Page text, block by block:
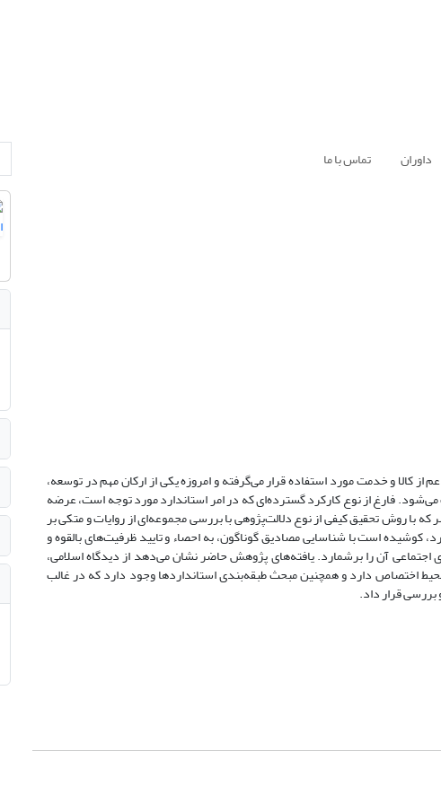
داوران
تماس با ما
از کالا و خدمت مورد استفاده قرار می‌گرفته و امروزه یکی از ارکان مهم در توسعه،
فارغ از نوع کارکرد گسترده‌ای که در امر استاندارد مورد توجه است، عرضه
با روش تحقیق کیفی از نوع دلالت‌پژوهی با بررسی مجموعه‌ای از روایات و متکی بر
کوشیده است با شناسایی مصادیق گوناگون، به احصاء و تایید ظرفیت‌های بالقوه و
اجتماعی آن را برشمارد. یافته‌های پژوهش حاضر نشان می‌دهد از دیدگاه اسلامی،
اختصاص دارد و همچنین مبحث طبقه‌بندی استانداردها وجود دارد که در غالب
بررسی قرار داد.